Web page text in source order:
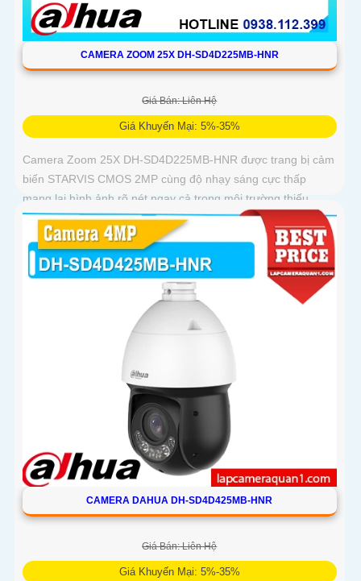
CAMERA ZOOM 25X DH-SD4D225MB-HNR
Giá Bán: Liên Hệ
Giá Khuyến Mại: 5%-35%
Camera Zoom 25X DH-SD4D225MB-HNR được trang bị cảm
biến STARVIS CMOS 2MP cùng độ nhạy sáng cực thấp
mang lại hình ảnh rõ nét ngay cả trong môi trường thiếu
sáng Hỗ trợ zoom quang học 25X kết hợp chiếu sáng kép
thông minh với tầm xa hồng ngoại 100m và LED ấm 50m
Tính năng quay quét linh hoạt cùng chuẩn chống nước IP67
giúp quan sát ổn định ngoài trời
CAMERA DAHUA DH-SD4D425MB-HNR
Giá Bán: Liên Hệ
Giá Khuyến Mại: 5%-35%